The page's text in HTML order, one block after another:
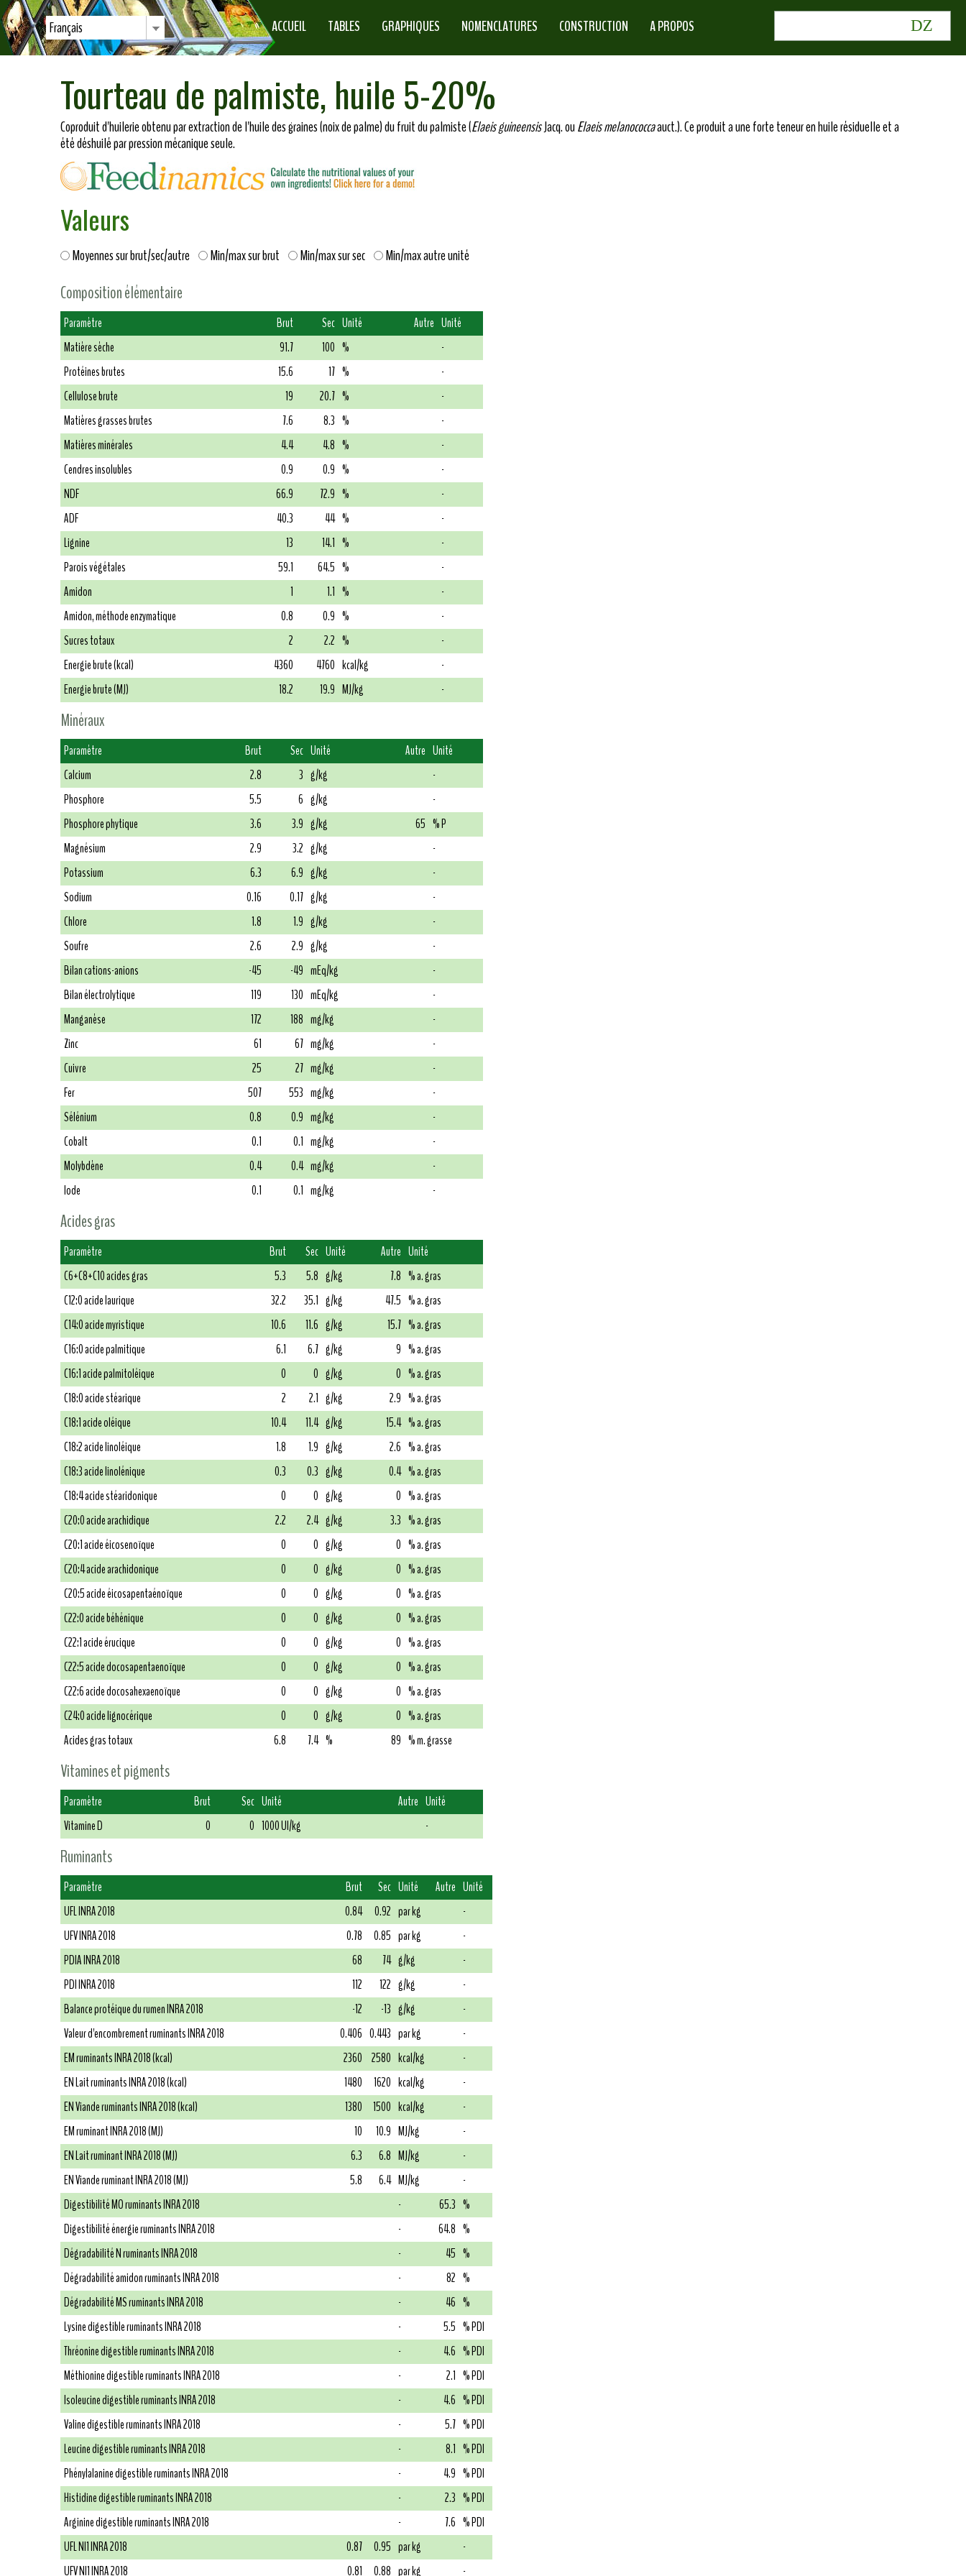
Français ACCUEIL TABLES GRAPHIQUES NOMENCLATURES CONSTRUCTION A PROPOS
Tourteau de palmiste, huile 5-20%
Coproduit d'huilerie obtenu par extraction de l'huile des graines (noix de palme) du fruit du palmiste (Elaeis guineensisJacq. ouElaeis melanococcaauct.). Ce produit a une forte teneur en huile résiduelle et a
été déshuilé par pression mécanique seule.
Valeurs
Moyennes sur brut/sec/autre Min/max sur brut Min/max sur sec Min/max autre unité
Composition élémentaire
Paramètre Brut Sec Unité Autre Unité
Matière sèche
91.7 100 %
-
Protéines brutes
15.6 17 %
-
Cellulose brute
19 20.7 %
-
Matières grasses brutes
7.6 8.3 %
-
Matières minérales
4.4 4.8 %
-
Cendres insolubles
0.9 0.9 %
-
NDF
66.9 72.9 %
-
ADF
40.3 44 %
-
Lignine
13 14.1 %
-
Parois végétales
59.1 64.5 %
-
Amidon
1 1.1 %
-
Amidon, méthode enzymatique
0.8 0.9 %
-
Sucres totaux
2 2.2 %
-
Energie brute (kcal)
4360 4760 kcal/kg
-
Energie brute (MJ)
18.2 19.9 MJ/kg -
Minéraux
Paramètre Brut Sec Unité Autre Unité
Calcium
2.8 3 g/kg
-
Phosphore
5.5 6 g/kg
-
Phosphore phytique
3.6 3.9 g/kg 65 % P
Magnésium
2.9 3.2 g/kg
-
Potassium
6.3 6.9 g/kg
-
Sodium
0.16 0.17 g/kg
-
Chlore
1.8 1.9 g/kg
-
Soufre
2.6 2.9 g/kg
-
Bilan cations-anions
-45 -49 mEq/kg
-
Bilan électrolytique
119 130 mEq/kg
-
Manganèse
172 188 mg/kg
-
Zinc
61 67 mg/kg
-
Cuivre
25 27 mg/kg
-
Fer
507 553 mg/kg
-
Sélénium
0.8 0.9 mg/kg
-
Cobalt
0.1 0.1 mg/kg
-
Molybdène
0.4 0.4 mg/kg
-
Iode
0.1 0.1 mg/kg -
Acides gras
Paramètre Brut Sec Unité Autre Unité
C6+C8+C10 acides gras
5.3 5.8 g/kg 7.8 % a. gras
C12:0 acide laurique
32.2 35.1 g/kg 47.5 % a. gras
C14:0 acide myristique
10.6 11.6 g/kg 15.7 % a. gras
C16:0 acide palmitique
6.1 6.7 g/kg 9 % a. gras
C16:1 acide palmitoléique
0 0 g/kg 0 % a. gras
C18:0 acide stéarique
2 2.1 g/kg 2.9 % a. gras
C18:1 acide oléique
10.4 11.4 g/kg 15.4 % a. gras
C18:2 acide linoléique
1.8 1.9 g/kg 2.6 % a. gras
C18:3 acide linolénique
0.3 0.3 g/kg 0.4 % a. gras
C18:4 acide stéaridonique
0 0 g/kg 0 % a. gras
C20:0 acide arachidique
2.2 2.4 g/kg 3.3 % a. gras
C20:1 acide éicosenoïque
0 0 g/kg 0 % a. gras
C20:4 acide arachidonique
0 0 g/kg 0 % a. gras
C20:5 acide éicosapentaénoïque
0 0 g/kg 0 % a. gras
C22:0 acide béhénique
0 0 g/kg 0 % a. gras
C22:1 acide érucique
0 0 g/kg 0 % a. gras
C22:5 acide docosapentaenoïque
0 0 g/kg 0 % a. gras
C22:6 acide docosahexaenoïque
0 0 g/kg 0 % a. gras
C24:0 acide lignocérique
0 0 g/kg 0 % a. gras
Acides gras totaux
6.8 7.4 % 89 % m. grasse
Vitamines et pigments
Paramètre Brut Sec Unité Autre Unité
Vitamine D
0 0 1000 UI/kg -
Ruminants
Paramètre Brut Sec Unité Autre Unité
UFL INRA 2018
0.84 0.92 par kg
-
UFV INRA 2018
0.78 0.85 par kg
-
PDIA INRA 2018
68 74 g/kg
-
PDI INRA 2018
112 122 g/kg
-
Balance protéique du rumen INRA 2018
-12 -13 g/kg
-
Valeur d'encombrement ruminants INRA 2018
0.406 0.443 par kg
-
EM ruminants INRA 2018 (kcal)
2360 2580 kcal/kg
-
EN Lait ruminants INRA 2018 (kcal)
1480 1620 kcal/kg
-
EN Viande ruminants INRA 2018 (kcal)
1380 1500 kcal/kg
-
EM ruminant INRA 2018 (MJ)
10 10.9 MJ/kg
-
EN Lait ruminant INRA 2018 (MJ)
6.3 6.8 MJ/kg
-
EN Viande ruminant INRA 2018 (MJ)
5.8 6.4 MJ/kg
-
Digestibilité MO ruminants INRA 2018
- 65.3 %
Digestibilité énergie ruminants INRA 2018
- 64.8 %
Dégradabilité N ruminants INRA 2018
- 45 %
Dégradabilité amidon ruminants INRA 2018
- 82 %
Dégradabilité MS ruminants INRA 2018
- 46 %
Lysine digestible ruminants INRA 2018
- 5.5 % PDI
Thréonine digestible ruminants INRA 2018
- 4.6 % PDI
Méthionine digestible ruminants INRA 2018
- 2.1 % PDI
Isoleucine digestible ruminants INRA 2018
- 4.6 % PDI
Valine digestible ruminants INRA 2018
- 5.7 % PDI
Leucine digestible ruminants INRA 2018
- 8.1 % PDI
Phénylalanine digestible ruminants INRA 2018
- 4.9 % PDI
Histidine digestible ruminants INRA 2018
- 2.3 % PDI
Arginine digestible ruminants INRA 2018
- 7.6 % PDI
UFL NI1 INRA 2018
0.87 0.95 par kg
-
UFV NI1 INRA 2018
0.81 0.88 par kg -